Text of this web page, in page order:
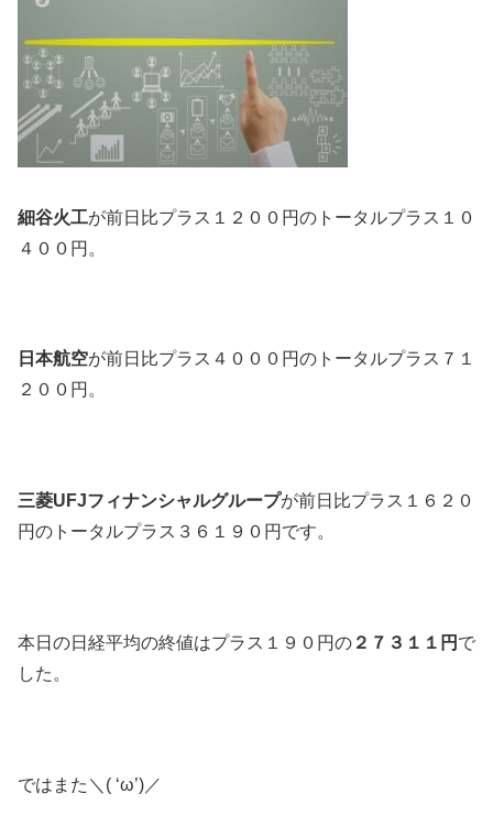
細谷火工が前日比プラス１２００円のトータルプラス１０
４００円。
日本航空が前日比プラス４０００円のトータルプラス７１
２００円。
三菱UFJフィナンシャルグループが前日比プラス１６２０
円のトータルプラス３６１９０円です。
本日の日経平均の終値はプラス１９０円の ２７３１１円 で
した。
ではまた＼( ‘ω’)／